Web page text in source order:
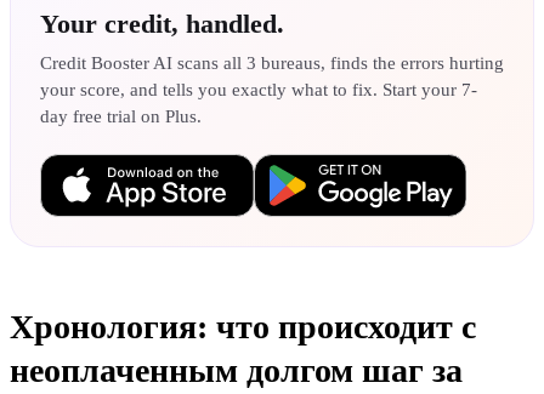
Your credit, handled.
Credit Booster AI scans all 3 bureaus, finds the errors hurting
your score, and tells you exactly what to fix. Start your 7-
day free trial on Plus.
Хронология: что происходит с
неоплаченным долгом шаг за